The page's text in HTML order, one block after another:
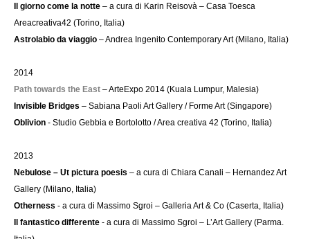
Il giorno come la notte – a cura di Karin Reisovà – Casa Toesca
Areacreativa42 (Torino, Italia)
Astrolabio da viaggio – Andrea Ingenito Contemporary Art (Milano, Italia)
2014
Path towards the East – ArteExpo 2014 (Kuala Lumpur, Malesia)
Invisible Bridges – Sabiana Paoli Art Gallery / Forme Art (Singapore)
Oblivion - Studio Gebbia e Bortolotto / Area creativa 42 (Torino, Italia)
2013
Nebulose – Ut pictura poesis – a cura di Chiara Canali – Hernandez Art
Gallery (Milano, Italia)
Otherness - a cura di Massimo Sgroi – Galleria Art & Co (Caserta, Italia)
Il fantastico differente - a cura di Massimo Sgroi – L’Art Gallery (Parma.